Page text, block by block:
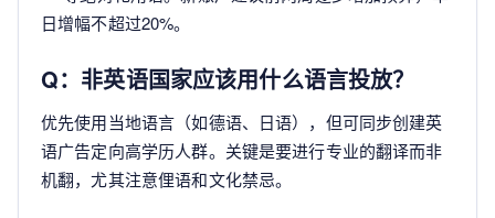
日增幅不超过20%。
Q：非英语国家应该用什么语言投放？
优先使用当地语言（如德语、日语），但可同步创建英
语广告定向高学历人群。关键是要进行专业的翻译而非
机翻，尤其注意俚语和文化禁忌。